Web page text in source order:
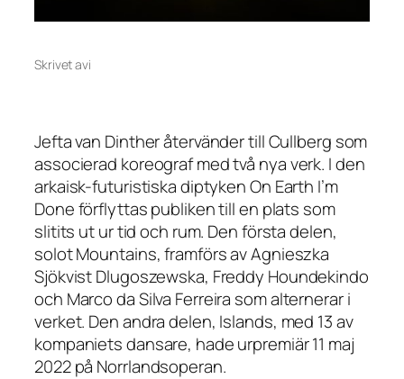
Skrivet avi
Jefta van Dinther återvänder till Cullberg som
associerad koreograf med två nya verk. I den
arkaisk-futuristiska diptyken On Earth I’m
Done förflyttas publiken till en plats som
slitits ut ur tid och rum. Den första delen,
solot Mountains, framförs av Agnieszka
Sjökvist Dlugoszewska, Freddy Houndekindo
och Marco da Silva Ferreira som alternerar i
verket. Den andra delen, Islands, med 13 av
kompaniets dansare, hade urpremiär 11 maj
2022 på Norrlandsoperan.